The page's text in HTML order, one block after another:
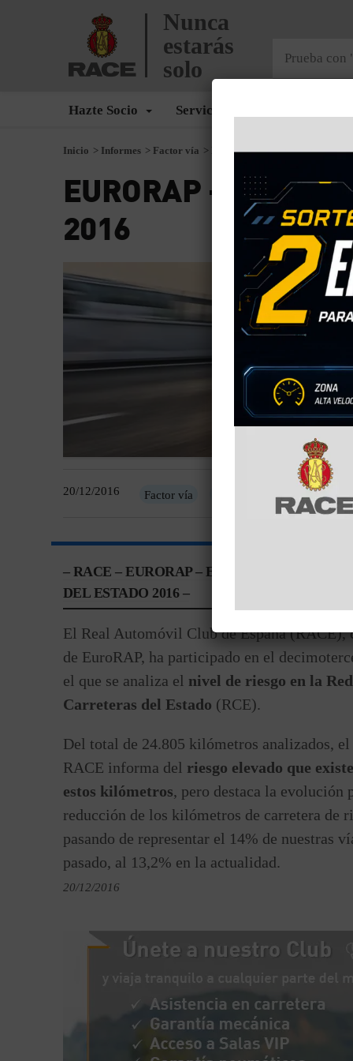
Nunca
estarás
solo
Hazte Socio Servicios
Inicio > Informes > Factor vía > EURORAP – Evaluación de
EURORAP –
2016
20/12/2016 Factor vía
– RACE – EURORAP – EVALUACIÓN DE
DEL ESTADO 2016 –
El Real Automóvil Club de España (RACE),
de EuroRAP, ha participado en el
el que se analiza el nivel de riesgo en la
Carreteras del Estado (RCE).
Del total de 24.805 kilómetros analizados,
RACE informa del riesgo elevado que
estos kilómetros, pero destaca la evolución
reducción de los kilómetros de carretera de
pasando de representar el 14% de nuestras
pasado, al 13,2% en la actualidad.
20/12/2016